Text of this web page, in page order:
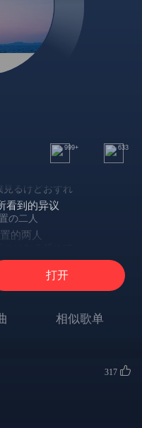
999+ 633
るけどおずれ
看到的异议
の二人
的两人
相互轻视
ーの
的咖啡
云雾蒸腾
もう散る
打开
相似歌单
317